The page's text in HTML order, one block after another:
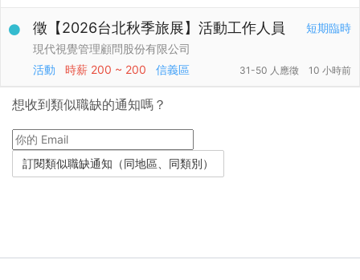
短期臨時
徵【2026台北秋季旅展】活動工作人員
現代視覺管理顧問股份有限公司
活動
時薪 200 ~ 200 信義區 31-50 人應徵 10 小時前
想收到類似職缺的通知嗎？